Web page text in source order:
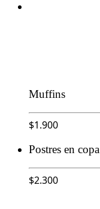
Muffins
$1.900
Postres en copa
$2.300